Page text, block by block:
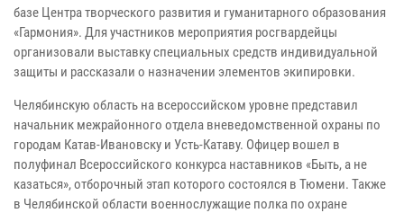
базе Центра творческого развития и гуманитарного образования
«Гармония». Для участников мероприятия росгвардейцы
организовали выставку специальных средств индивидуальной
защиты и рассказали о назначении элементов экипировки.
Челябинскую область на всероссийском уровне представил
начальник межрайонного отдела вневедомственной охраны по
городам Катав-Ивановску и Усть-Катаву. Офицер вошел в
полуфинал Всероссийского конкурса наставников «Быть, а не
казаться», отборочный этап которого состоялся в Тюмени. Также
в Челябинской области военнослужащие полка по охране